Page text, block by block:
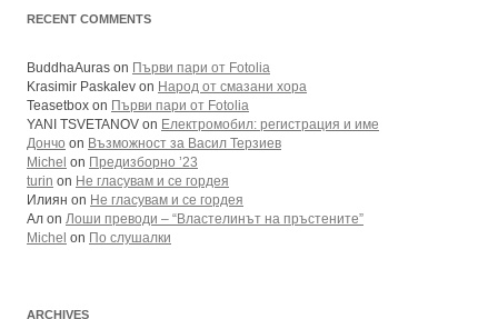
RECENT COMMENTS
BuddhaAuras on Първи пари от Fotolia
Krasimir Paskalev on Народ от смазани хора
Teasetbox on Първи пари от Fotolia
YANI TSVETANOV on Електромобил: регистрация и име
Дончо on Възможност за Васил Терзиев
Michel on Предизборно ’23
turin on Не гласувам и се гордея
Илиян on Не гласувам и се гордея
Ал on Лоши преводи – “Властелинът на пръстените”
Michel on По слушалки
ARCHIVES